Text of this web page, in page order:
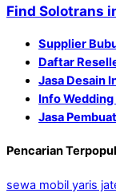
Find Solotrans
Supplier
Daftar
Jasa Desain
Info
Jasa
Pencarian
sewa mobil yaris